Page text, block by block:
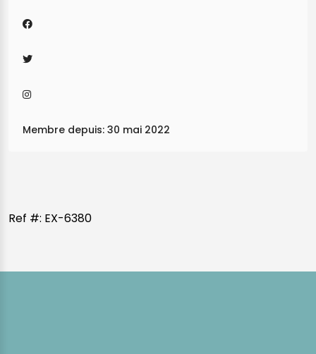
Membre depuis: 30 mai 2022
Ref #: EX-6380